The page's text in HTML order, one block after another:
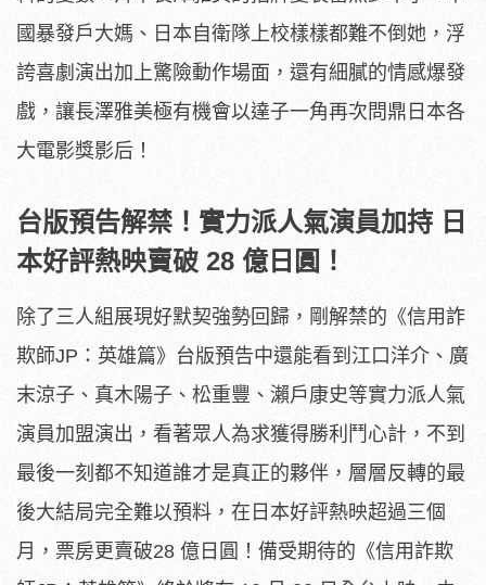
國暴發戶大媽、 日本自衛隊上校樣樣都難不倒她，浮
誇喜劇演出加上驚險動作場面， 還有細膩的情感爆發
戲， 讓長澤雅美極有機會以達子一角再次問鼎日本各
大電影獎影后！
台版預告解禁！實力派人氣演員加持 日
本好評熱映賣破 28 億日圓！
除了三人組展現好默契強勢回歸，剛解禁的《信用詐
欺師JP： 英雄篇》台版預告中還能看到江口洋介、廣
末涼子、真木陽子、 松重豐、瀨戶康史等實力派人氣
演員加盟演出， 看著眾人為求獲得勝利鬥心計， 不到
最後一刻都不知道誰才是真正的夥伴， 層層反轉的最
後大結局完全難以預料，在日本好評熱映超過三個
月， 票房更賣破28 億日圓！備受期待的《信用詐欺